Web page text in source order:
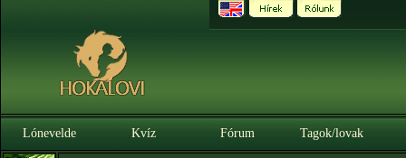
Lónevelde Kvíz Fórum Tagok/lovak